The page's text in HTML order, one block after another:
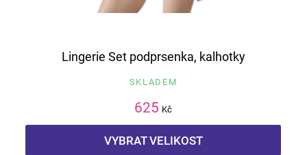
Lingerie Set podprsenka, kalhotky
SKLADEM
625 Kč
VYBRAT VELIKOST